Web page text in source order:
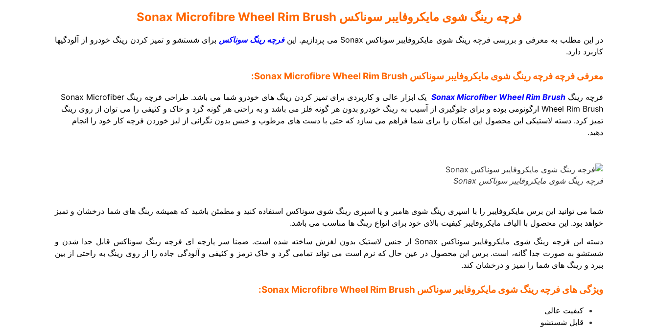
فرچه رینگ شوی مایکروفایبر سوناکس Sonax Microfibre Wheel Rim Brush
در این مطلب به معرفی و بررسی فرچه رینگ شوی مایکروفایبر سوناکس Sonax می پردازیم. اینفرچه رینگ سوناکس برای شستشو و تمیز کردن رینگ خودرو از آلودگیها
کاربرد دارد.
معرفی فرچه فرچه رینگ شوی مایکروفایبر سوناکس Sonax Microfibre Wheel Rim Brush:
فرچه رینگ Sonax Microfiber Wheel Rim Brush
یک ابزار عالی و کاربردی برای تمیز کردن رینگ های خودرو شما می باشد. طراحی فرچه رینگ Sonax Microfiber
Wheel Rim Brush ارگونومی بوده و برای جلوگیری از آسیب به رینگ خودرو بدون هر گونه فلز می باشد و به راحتی هر گونه گرد و خاک و کثیفی را می توان از روی رینگ
تمیز کرد. دسته لاستیکی این محصول این امکان را برای شما فراهم می سازد که حتی با دست های مرطوب و خیس بدون نگرانی از لیز خوردن فرچه کار خود را انجام
دهید.
فرچه رینگ شوی مایکروفایبر سوناکس Sonax
شما می توانید این برس مایکروفایبر را با اسپری رینگ شوی هامبر و یا اسپری رینگ شوی سوناکس استفاده کنید و مطمئن باشید که همیشه رینگ های شما درخشان و تمیز
خواهد بود. این محصول با الیاف مایکروفایبر کیفیت بالای خود برای انواع رینگ ها مناسب می باشد.
دسته این فرچه رینگ شوی مایکروفایبر سوناکس Sonax از جنس لاستیک بدون لغزش ساخته شده است. ضمنا سر پارچه ای فرچه رینگ سوناکس قابل جدا شدن و
شستشو به صورت جدا گانه، است. برس این محصول در عین حال که نرم است می تواند تمامی گرد و خاک ترمز و کثیفی و آلودگی جاده را از روی رینگ به راحتی از بین
ببرد و رینگ های شما را تمیز و درخشان کند.
ویژگی های فرچه رینگ شوی مایکروفایبر سوناکس Sonax Microfibre Wheel Rim Brush:
کیفیت عالی
قابل شستشو